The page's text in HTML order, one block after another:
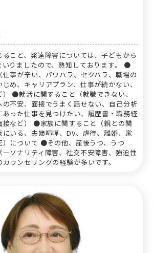
こと、発達障害については、子どもから
いりましたので、熟知しております。 ●
事が辛い、パワハラ、セクハラ、職場の
め、キャリアプラン、仕事が続かない、
●就活に関すること（就職できない、
不安、面接でうまく話せない、自己分析
あった仕事を見つけたい、履歴書・職務経
接など） ●家族に関すること（親との関
いる、夫婦喧嘩、DV、虐待、離婚、家
）について ●その他、産後うつ、うつ
ソナリティ障害、社交不安障害、強迫性
ウンセリングの経験が多いです。